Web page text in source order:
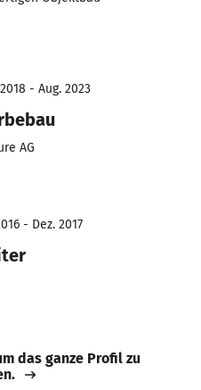
- Aug. 2023
AG
- Dez. 2017
das ganze Profil zu